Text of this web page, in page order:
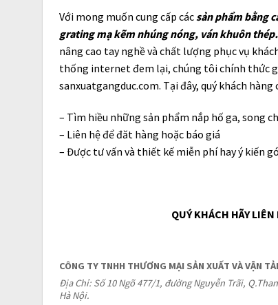
Với mong muốn cung cấp các sản phẩm bằng
grating mạ kẽm nhúng nóng, ván khuôn
nâng cao tay nghề và chất lượng phục vụ
thống internet đem lại, chúng tôi chính thức
sanxuatgangduc.com. Tại đây, quý khách
– Tìm hiều những sản phẩm nắp hố ga, song
– Liên hệ để đăt hàng hoặc báo giá
– Được tư vấn và thiết kế miễn phí hay ý kiến
QUÝ KHÁCH HÃY
CÔNG TY TNHH THƯƠNG MẠI SẢN XUẤT VÀ VẬN
Địa Chỉ: Số 10 Ngõ 477/1, đường Nguyễn Trãi,
Hà Nội.